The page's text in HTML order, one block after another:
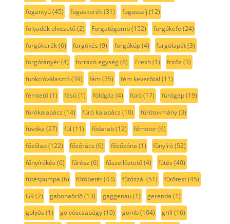
fogantyú(45) fogaskerék(31) fogasszíj (12)
folyadék elvezető(2) Forgatógomb(152) forgókefe (24)
forgókerék(6) forgókés (9) forgókúp(4) forgólapát(3)
forgótányér(4) forrázó egység(6) Fresh(1) fritőz (3)
funkcióválasztó(39) fém(35) fém keverőtál (11)
fémtető(1) fésű(1) földgáz (4) fúró(17) fúrógép(19)
fúrókalapács (14) fúró kalapács (10) fúrótokmány(3)
fúvóka (27) fül (11) fődarab(12) főmotor(6)
főzőlap(122) főzőrács (6) főzőzóna (1) fűnyíró(52)
fűnyírókés (6) fűrész (6) fűszellőztető(4) fűtés (40)
fűtéspumpa (6) fűtőbetét(43) fűtőszál (51) fűtőtest(45)
G9(2) gabonaörlő(13) gaggenau(1) gerenda (1)
golyós (1) golyóscsapágy(10) gomb(104) grill (16)